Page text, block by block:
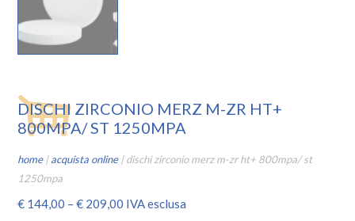
DISCHI ZIRCONIO MERZ M-ZR HT+
800MPA/ ST 1250MPA
home|acquista online|dischi zirconio merz m-zr ht+ 800mpa/ st
1250mpa
€ 144,00 –€ 209,00 IVA esclusa